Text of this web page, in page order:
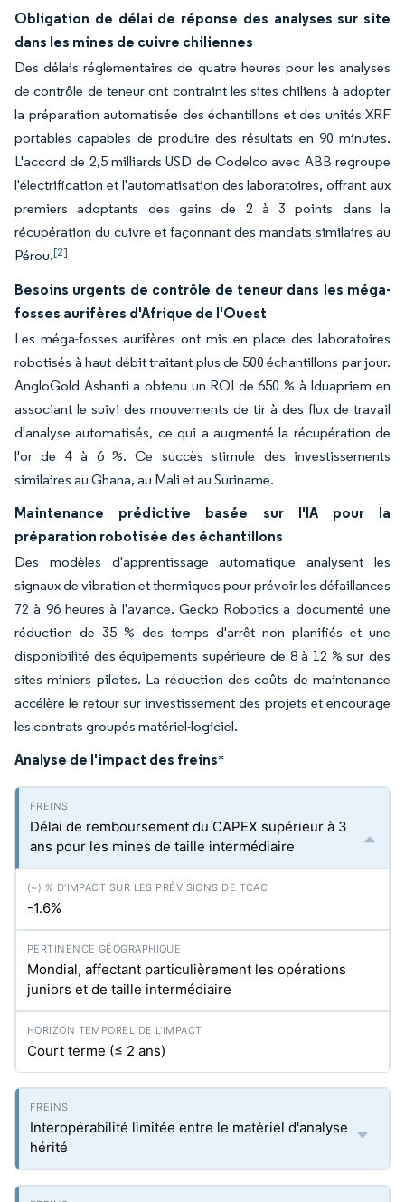
Obligation de délai de réponse des analyses sur site
dans les mines de cuivre chiliennes
Des délais réglementaires de quatre heures pour les analyses
de contrôle de teneur ont contraint les sites chiliens à adopter
la préparation automatisée des échantillons et des unités XRF
portables capables de produire des résultats en 90 minutes.
L'accord de 2,5 milliards USD de Codelco avec ABB regroupe
l'électrification et l'automatisation des laboratoires, offrant aux
premiers adoptants des gains de 2 à 3 points dans la
récupération du cuivre et façonnant des mandats similaires au
Pérou.[2]
Besoins urgents de contrôle de teneur dans les méga-
fosses aurifères d'Afrique de l'Ouest
Les méga-fosses aurifères ont mis en place des laboratoires
robotisés à haut débit traitant plus de 500 échantillons par jour.
AngloGold Ashanti a obtenu un ROI de 650 % à Iduapriem en
associant le suivi des mouvements de tir à des flux de travail
d'analyse automatisés, ce qui a augmenté la récupération de
l'or de 4 à 6 %. Ce succès stimule des investissements
similaires au Ghana, au Mali et au Suriname.
Maintenance prédictive basée sur l'IA pour la
préparation robotisée des échantillons
Des modèles d'apprentissage automatique analysent les
signaux de vibration et thermiques pour prévoir les défaillances
72 à 96 heures à l'avance. Gecko Robotics a documenté une
réduction de 35 % des temps d'arrêt non planifiés et une
disponibilité des équipements supérieure de 8 à 12 % sur des
sites miniers pilotes. La réduction des coûts de maintenance
accélère le retour sur investissement des projets et encourage
les contrats groupés matériel-logiciel.
Analyse de l'impact des freins*
Délai de remboursement du CAPEX supérieur à 3
ans pour les mines de taille intermédiaire
-1.6%
Mondial, affectant particulièrement les opérations
juniors et de taille intermédiaire
Court terme (≤ 2 ans)
Interopérabilité limitée entre le matériel d'analyse
hérité